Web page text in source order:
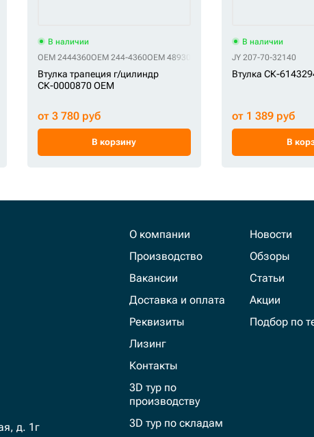
В наличии
OEM 2444360OEM 244-4360OEM 4893018 OEM 489-3018OEM 5269326
Втулка трапеция г/цилиндр
СК-0000870 OEM
от 3 780 руб
В корзину
В наличии
JY 207-70-32140
Втулка СК-
от 1 389 руб
В
д. 1г
О компании
Производство
Вакансии
Доставка и оплата
Реквизиты
Лизинг
Контакты
3D тур по
производству
3D тур по складам
Новости
Обзоры
Статьи
Акции
Подбор по